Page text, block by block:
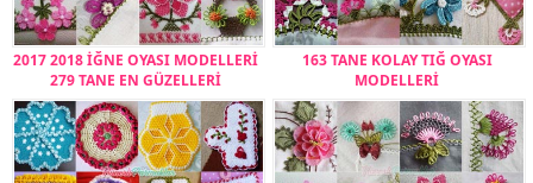
2017 2018 İĞNE OYASI MODELLERİ
279 TANE EN GÜZELLERİ
163 TANE KOLAY TIĞ OYASI
MODELLERİ